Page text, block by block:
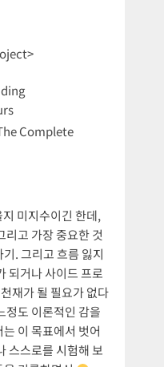
Complete
미지수이긴 한데,
리고 가장 중요한 것
. 그리고 흐름 잃지
되거나 사이드 프로
재가 될 필요가 없다
정도 이론적인 감을
이 목표에서 벗어
스스로를 시험해 보